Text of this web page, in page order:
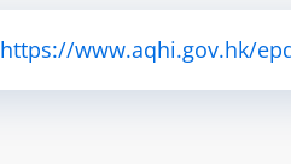
https://www.aqhi.gov.hk/